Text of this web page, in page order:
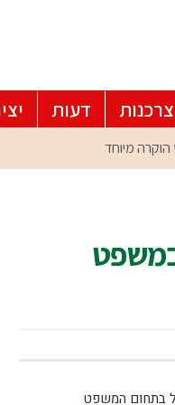
צרכנות דעות
במשפט
בתחום המשפט